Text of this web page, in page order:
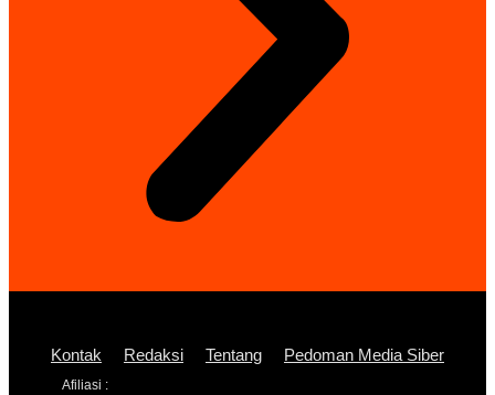
Kontak Redaksi Tentang Pedoman Media Siber
Afiliasi :